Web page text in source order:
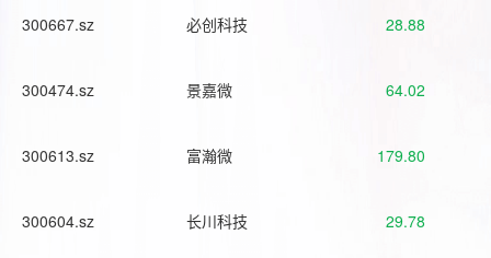
300667.sz 必创科技 28.88
300474.sz 景嘉微 64.02
300613.sz 富瀚微 179.80
300604.sz 长川科技 29.78